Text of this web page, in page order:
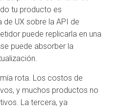
tu producto es
UX sobre la API de
puede replicarla en una
puede absorber la
rota. Los costos de
y muchos productos no
La tercera, ya